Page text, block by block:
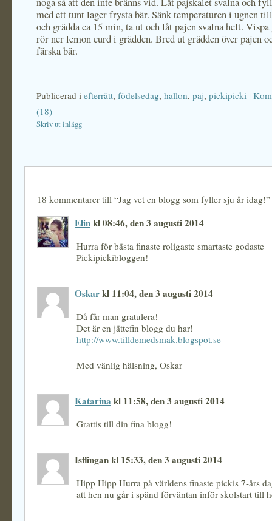
med ett tunt lager frysta bär. Sänk temperaturen i ugnen
och grädda ca 15 min, ta ut och låt pajen svalna helt. Vispa
rör ner lemon curd i grädden. Bred ut grädden över pajen
färska bär.
Publicerad i efterrätt, födelsedag, hallon, paj, pickipicki |
(18)
Skriv ut inlägg
18 kommentarer till “Jag vet en blogg som fyller sju år idag!”
Elinkl 08:46, den 3 augusti 2014
Hurra för bästa finaste roligaste smartaste godaste
Pickipickibloggen!
Oskarkl 11:04, den 3 augusti 2014
Då får man gratulera!
Det är en jättefin blogg du har!
http://www.tilldemedsmak.blogspot.se
Med vänlig hälsning, Oskar
Katarina kl 11:58, den 3 augusti 2014
Grattis till din fina blogg!
Isflingan kl 15:33, den 3 augusti 2014
Hipp Hipp Hurra på världens finaste pickis 7-års
att hen nu går i spänd förväntan inför skolstart till